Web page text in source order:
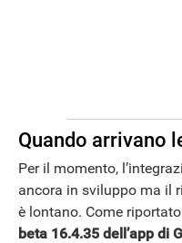
Quando arrivano
Per il momento,
ancora in sviluppo ma il
è lontano. Come
beta 16.4.35 dell’app di